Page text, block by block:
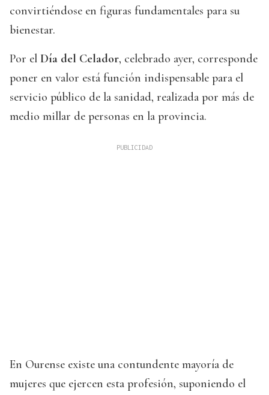
convirtiéndose en figuras fundamentales para su
bienestar.
Por el Día del Celador, celebrado ayer, corresponde
poner en valor está función indispensable para el
servicio público de la sanidad, realizada por más de
medio millar de personas en la provincia.
En Ourense existe una contundente mayoría de
mujeres que ejercen esta profesión, suponiendo el